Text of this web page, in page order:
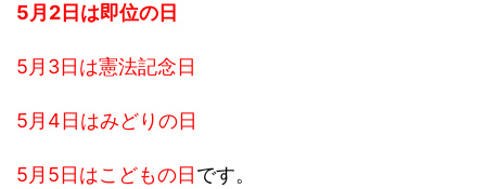
5月2日は即位の日
5月3日は憲法記念日
5月4日はみどりの日
5月5日はこどもの日です。